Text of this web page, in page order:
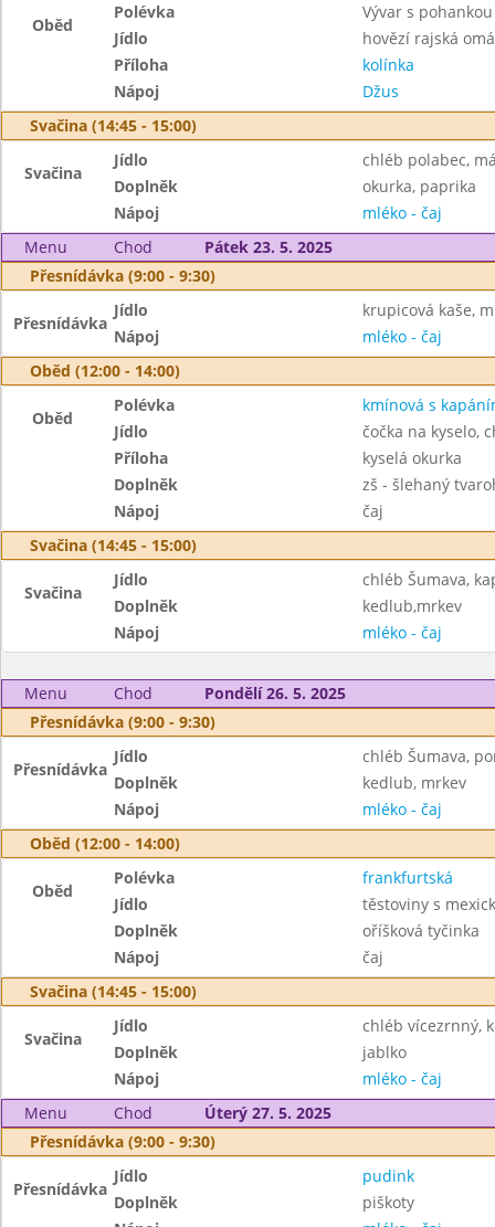
Oběd
Polévka
Vývar s pohankou
Jídlo
hovězí rajská
Příloha
kolínka
Nápoj
Džus
Svačina (14:45 - 15:00)
Svačina
Jídlo
chléb polabec,
Doplněk
okurka, paprika
Nápoj
mléko - čaj
Menu
Chod
Pátek 23. 5. 2025
Přesnídávka (9:00 - 9:30)
Přesnídávka
Jídlo
krupicová kaše,
Nápoj
mléko - čaj
Oběd (12:00 - 14:00)
Oběd
Polévka
kmínová s
Jídlo
čočka na kyselo,
Příloha
kyselá okurka
Doplněk
zš - šlehaný
Nápoj
čaj
Svačina (14:45 - 15:00)
Svačina
Jídlo
chléb Šumava,
Doplněk
kedlub,mrkev
Nápoj
mléko - čaj
Menu Chod
Pondělí 26. 5. 2025
Přesnídávka (9:00 - 9:30)
Přesnídávka
Jídlo
chléb Šumava,
Doplněk
kedlub, mrkev
Nápoj
mléko - čaj
Oběd (12:00 - 14:00)
Oběd
Polévka
frankfurtská
Jídlo
těstoviny s
Doplněk
oříšková tyčinka
Nápoj
čaj
Svačina (14:45 - 15:00)
Svačina
Jídlo
chléb vícezrnný,
Doplněk
jablko
Nápoj
mléko - čaj
Menu
Chod
Úterý 27. 5. 2025
Přesnídávka (9:00 - 9:30)
Přesnídávka
Jídlo
pudink
Doplněk
piškoty